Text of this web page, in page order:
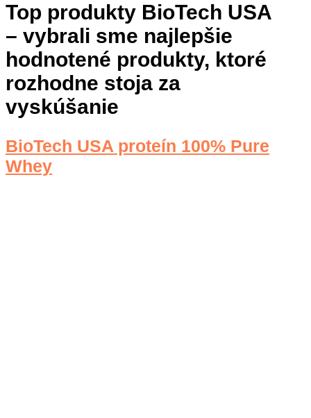
Top produkty BioTech USA
– vybrali sme najlepšie
hodnotené produkty, ktoré
rozhodne stoja za
vyskúšanie
BioTech USA proteín 100% Pure
Whey